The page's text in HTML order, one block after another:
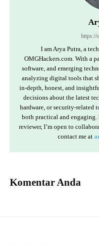
https://
I am Arya Putra, a
OMGHackers.com. With a
software, and emerging
analyzing digital tools that
in-depth, honest, and
decisions about the latest
hardware, or security-related
both practical and
reviewer, I’m open to
contact me at
Komentar Anda